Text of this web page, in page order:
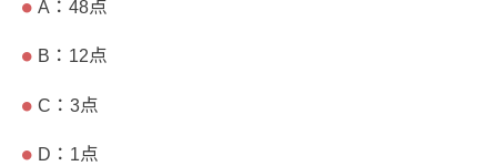
A：48点
B：12点
C：3点
D：1点